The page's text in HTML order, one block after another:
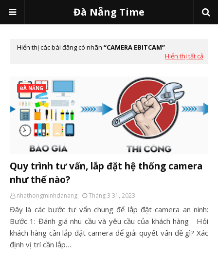
Đà Nẵng Time
Hiển thị các bài đăng có nhãn
CAMERA EBITCAM
Hiển thị tất cả
ĐÀ NẴNG
Quy trình tư vấn, lắp đặt hệ thống camera
như thế nào?
nhathongminhdanang Tháng 3 31, 2023
Đây là các bước tư vấn chung để lắp đặt camera an ninh:
Bước 1: Đánh giá nhu cầu và yêu cầu của khách hàng Hỏi
khách hàng cần lắp đặt camera để giải quyết vấn đề gì? Xác
định vị trí cần lắp…